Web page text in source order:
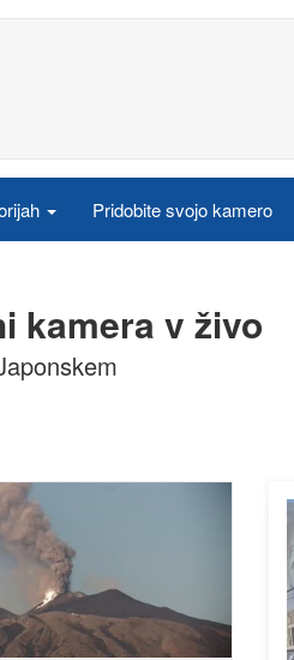
Pridobite svojo kamero
kamera v živo